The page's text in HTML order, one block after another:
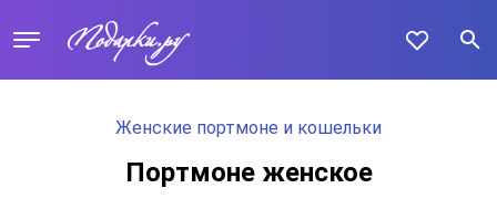
Женские портмоне и кошельки
Портмоне женское